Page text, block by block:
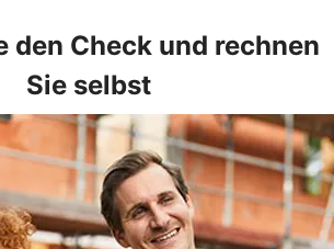
den Check und rechnen
Sie selbst